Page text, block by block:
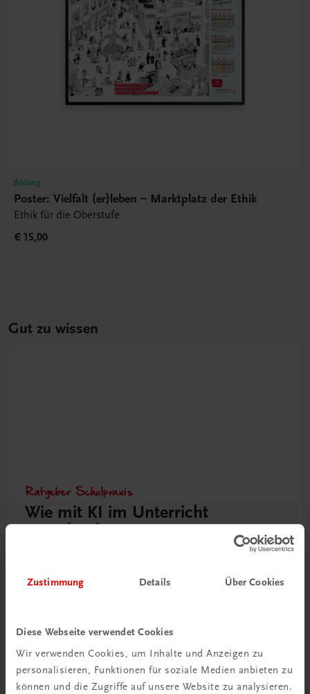
Zustimmung Details Über Cookies
Diese Webseite verwendet Cookies
Wir verwenden Cookies, um Inhalte und Anzeigen zu
personalisieren, Funktionen für soziale Medien anbieten zu
können und die Zugriffe auf unsere Website zu analysieren.
Bildung
Poster: Vielfalt (er)leben – Marktplatz der Ethik
Ethik für die Oberstufe
€ 15,00
Gut zu wissen
Ratgeber Schulpraxis
Wie mit KI im Unterricht
umgehen?